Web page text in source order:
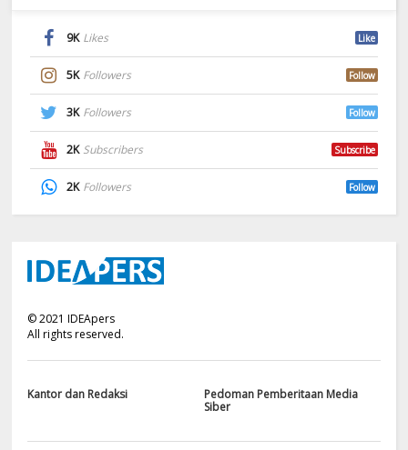
9K Likes Like
5K Followers Follow
3K Followers Follow
2K Subscribers Subscribe
2K Followers Follow
©2021 IDEApers
All rights reserved.
Kantor dan Redaksi
Pedoman Pemberitaan Media
Siber